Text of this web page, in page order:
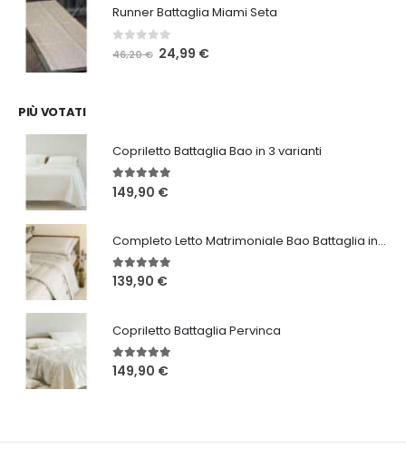
era:
46,20 €.
è:
Runner Battaglia Miami Seta
0 Su 5
46,20€ Il24,99 €Il
PIÙ VOTATI
Copriletto Battaglia Bao in 3 varianti
5.00Su 5
149,90 €
Completo Letto Matrimoniale Bao Battaglia in 3 varianti
5.00Su 5
139,90 €
Copriletto Battaglia Pervinca
5.00Su 5
149,90 €